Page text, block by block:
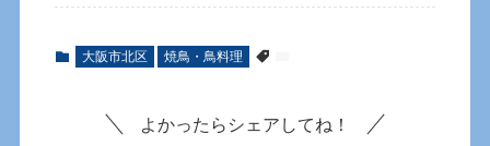
大阪市北区 焼鳥・鳥料理
よかったらシェアしてね！